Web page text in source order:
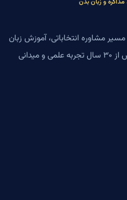
مذاکره و زبان بدن
مشاوره انتخاباتی، آموزش زبان
بدن، فنون مذاکره و برندسازی شخصی با بیش از ۳۰ سال تجربه علمی و میدانی